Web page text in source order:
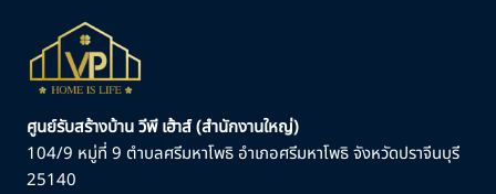
ศูนย์รับสร้างบ้าน วีพี เฮ้าส์ (สำนักงานใหญ่)
104/9 หมู่ที่ 9 ตำบลศรีมหาโพธิ อำเภอศรีมหาโพธิ จังหวัดปราจีนบุรี
25140